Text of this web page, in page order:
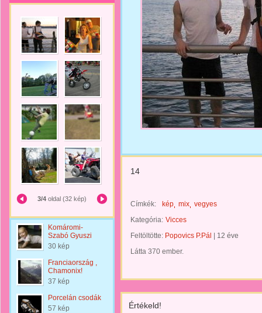
3/4 oldal (32 kép)
Komáromi-
Szabó Gyuszi
30 kép
Franciaország ,
Chamonix!
37 kép
Porcelán csodák
57 kép
14
Címkék: kép mix vegyes
Kategória: Vicces
Feltöltötte: Popovics P.Pál
12 éve
Látta 370 ember.
Értékeld!